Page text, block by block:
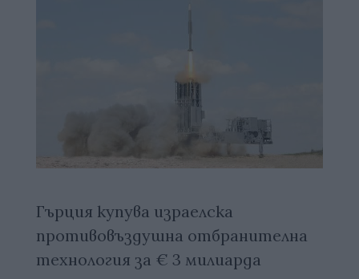
Гърция купува израелска
противовъздушна отбранителна
технология за € 3 милиарда